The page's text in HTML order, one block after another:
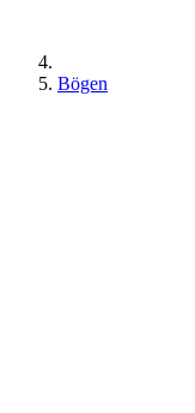
Bögen